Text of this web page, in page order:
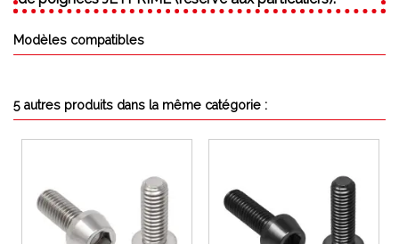
Modèles compatibles
5 autres produits dans la même catégorie :